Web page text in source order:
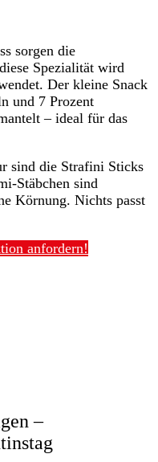
sorgen die
Spezialität wird
Der kleine Snack
und 7 Prozent
– ideal für das
sind die Strafini Sticks
Stäbchen sind
Körnung. Nichts passt
anfordern!
–